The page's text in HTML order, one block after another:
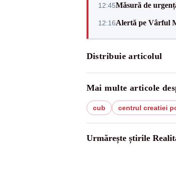
12:45Măsură de
12:16Alertă pe Vârful
Distribuie articolul
Mai multe articole
cub centrul creatiei
Urmărește știrile